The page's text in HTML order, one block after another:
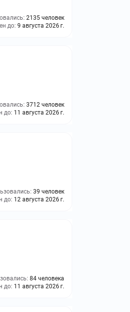
2135 человек
до: 9 августа 2026 г.
3712 человек
до: 11 августа 2026 г.
39 человек
до: 12 августа 2026 г.
84 человека
до: 11 августа 2026 г.